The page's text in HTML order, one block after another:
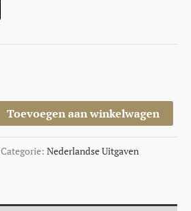
Toevoegen aan winkelwagen
Categorie: Nederlandse Uitgaven